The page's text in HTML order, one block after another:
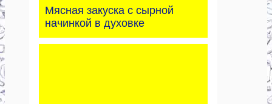
Мясная закуска с сырной
начинкой в духовке